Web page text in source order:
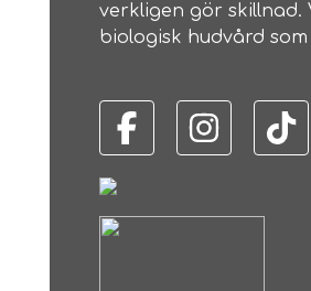
verkligen gör skillnad.
biologisk hudvård som